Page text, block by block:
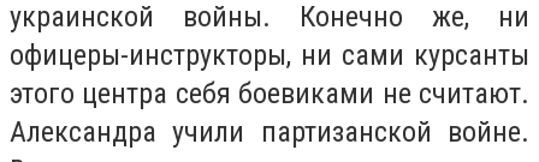
украинской войны. Конечно же, ни
офицеры-инструкторы, ни сами курсанты
этого центра себя боевиками не считают.
Александра учили партизанской войне.